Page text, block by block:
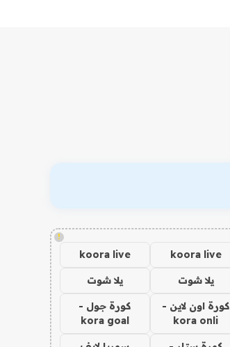
!
koora live
koora live
يلا شوت يلا شوت
كورة اون لاين -
kora onli
كورة جول -
kora goal